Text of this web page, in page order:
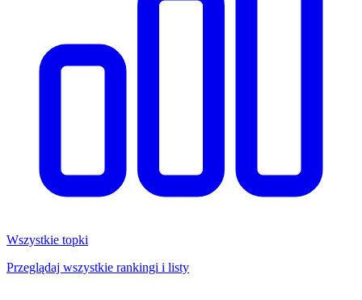
Wszystkie topki
Przeglądaj wszystkie rankingi i listy